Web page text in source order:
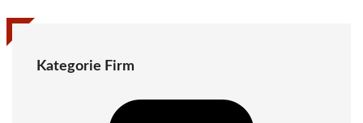
Kategorie Firm